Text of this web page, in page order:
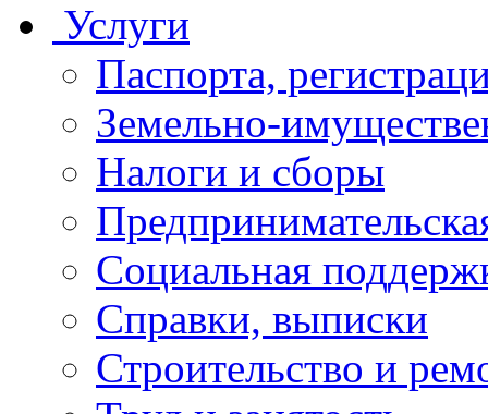
Услуги
Паспорта,
Земельно-
Налоги и сборы
Социальная
Справки, выписки
Строительство и